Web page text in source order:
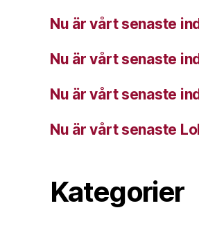
Nu är vårt senaste
Nu är vårt senaste
Nu är vårt senaste
Nu är vårt senaste
Kategorier